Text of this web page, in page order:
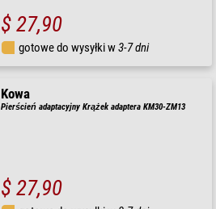
$ 27,90
gotowe do wysyłki w3-7 dni
Kowa
Pierścień adaptacyjny Krążek adaptera KM30-ZM13
$ 27,90